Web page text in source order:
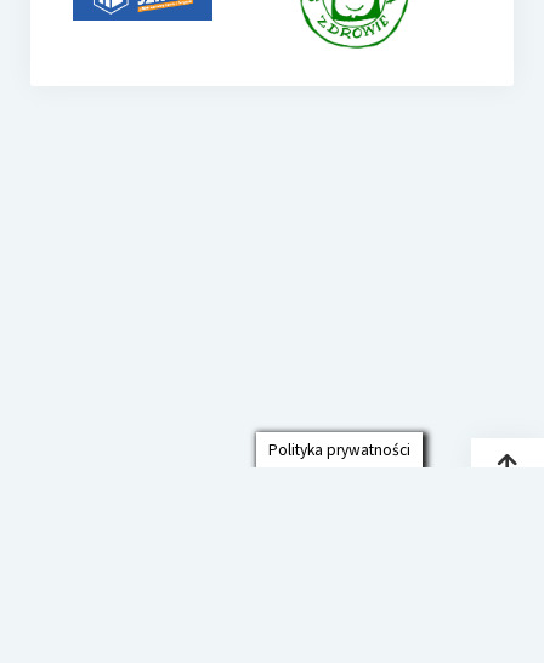
Polityka prywatności